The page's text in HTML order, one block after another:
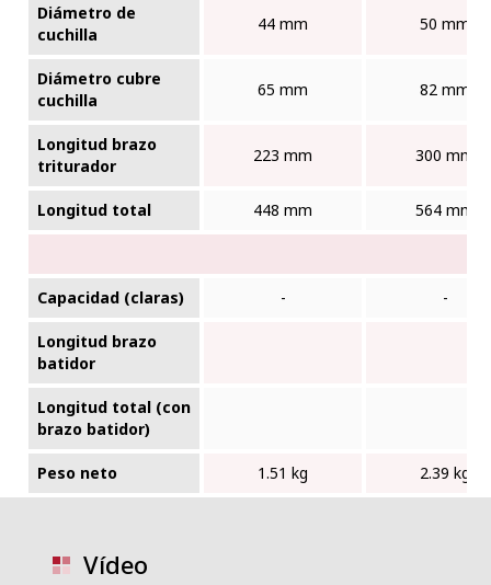
Diámetro de
cuchilla
44 mm 50 mm
Diámetro cubre
cuchilla
65 mm 82 mm
Longitud brazo
triturador
223 mm 300 mm
Longitud total 448 mm 564 mm
Capacidad (claras) - -
Longitud brazo
batidor
Longitud total (con
brazo batidor)
Peso neto 1.51 kg 2.39 kg
Vídeo